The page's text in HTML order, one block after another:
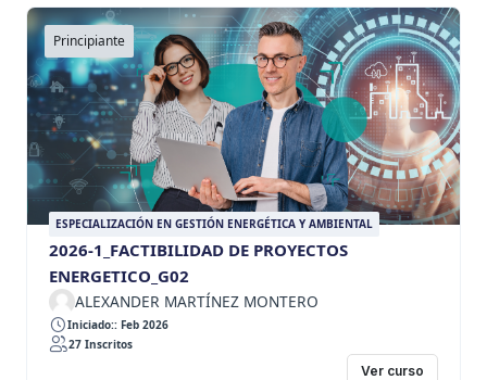
Principiante
ESPECIALIZACIÓN EN GESTIÓN ENERGÉTICA Y AMBIENTAL
2026-1_FACTIBILIDAD DE PROYECTOS
ENERGETICO_G02
ALEXANDER MARTÍNEZ MONTERO
Iniciado:: Feb 2026
27 Inscritos
Ver curso